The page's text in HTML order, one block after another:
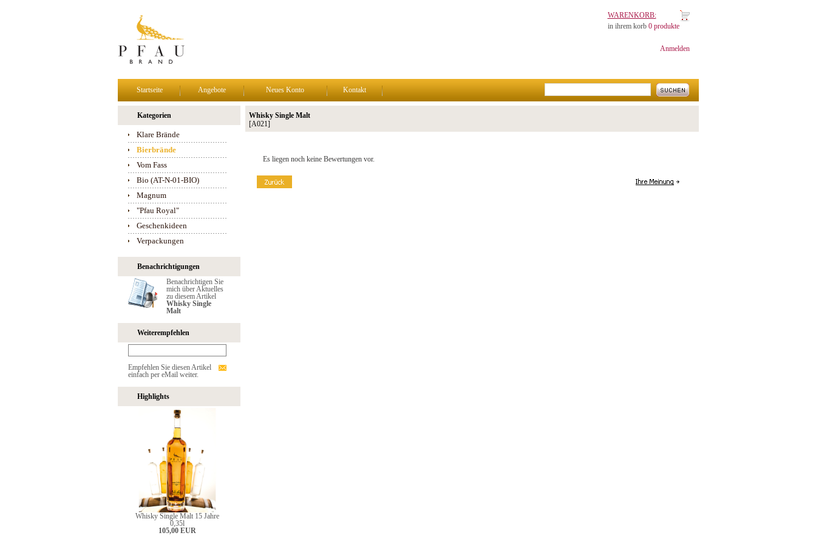
WARENKORB:
in ihrem korb 0 produkte
Anmelden
Startseite Angebote Neues Konto Kontakt
Kategorien
Klare Brände
Bierbrände
Vom Fass
Bio (AT-N-01-BIO)
Magnum
"Pfau Royal"
Geschenkideen
Verpackungen
Benachrichtigungen
Benachrichtigen Sie
mich über Aktuelles
zu diesem Artikel
Whisky Single
Malt
Weiterempfehlen
Empfehlen Sie diesen Artikel
einfach per eMail weiter.
Highlights
Whisky Single Malt 15 Jahre
0,35l
105,00 EUR
Whisky Single Malt
[A021]
Es liegen noch keine Bewertungen vor.